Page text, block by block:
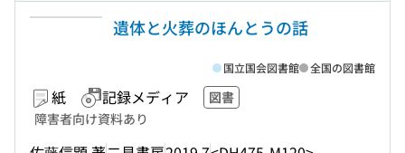
遺体と火葬のほんとうの話
紙 記録メディア
図書
障害者向け資料あり
国立国会図書館 全国の図書館